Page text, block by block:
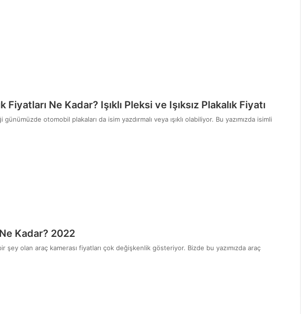
Ne Kadar? Işıklı Pleksi ve Işıksız Plakalık Fiyatı
otomobil plakaları da isim yazdırmalı veya ışıklı olabiliyor. Bu yazımızda isimli
Kadar? 2022
olan araç kamerası fiyatları çok değişkenlik gösteriyor. Bizde bu yazımızda araç